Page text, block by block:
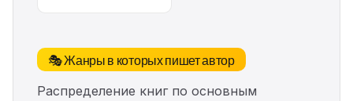
🎭 Жанры в которых пишет автор
Распределение книг по основным